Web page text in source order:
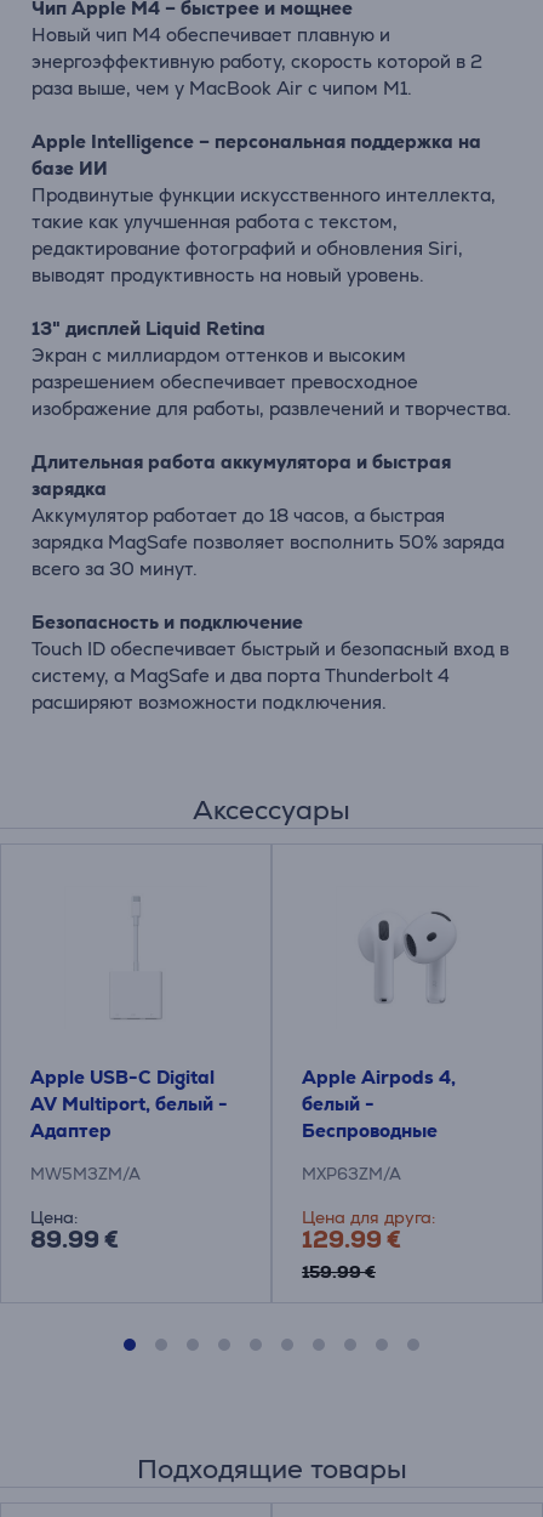
Чип Apple M4 – быстрее и мощнее
Новый чип M4 обеспечивает плавную и
энергоэффективную работу, скорость которой в 2
раза выше, чем у MacBook Air с чипом M1.
Apple Intelligence – персональная поддержка на
базе ИИ
Продвинутые функции искусственного интеллекта,
такие как улучшенная работа с текстом,
редактирование фотографий и обновления Siri,
выводят продуктивность на новый уровень.
13" дисплей Liquid Retina
Экран с миллиардом оттенков и высоким
разрешением обеспечивает превосходное
изображение для работы, развлечений и творчества.
Длительная работа аккумулятора и быстрая
зарядка
Аккумулятор работает до 18 часов, а быстрая
зарядка MagSafe позволяет восполнить 50% заряда
всего за 30 минут.
Безопасность и подключение
Touch ID обеспечивает быстрый и безопасный вход в
систему, а MagSafe и два порта Thunderbolt 4
расширяют возможности подключения.
Аксессуары
Apple USB-C Digital
AV Multiport, белый -
Адаптер
MW5M3ZM/A
Цена:
89.99 €
Apple Airpods 4,
белый -
Беспроводные
MXP63ZM/A
Цена для друга:
129.99 €
159.99 €
Подходящие товары